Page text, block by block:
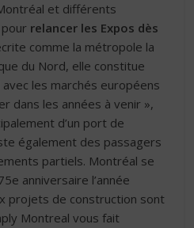
et différents
relancer les Expos dès
comme la métropole la
du Nord, elle constitue
les marchés européens
dans les années à venir »,
d’un port de
également des passagers
partiels. Montréal se
anniversaire l’année
projets de construction sont
Montreal vous fait